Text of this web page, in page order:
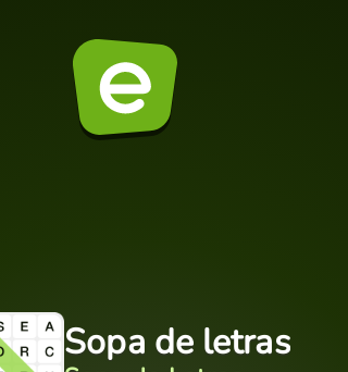
Sopa de letras